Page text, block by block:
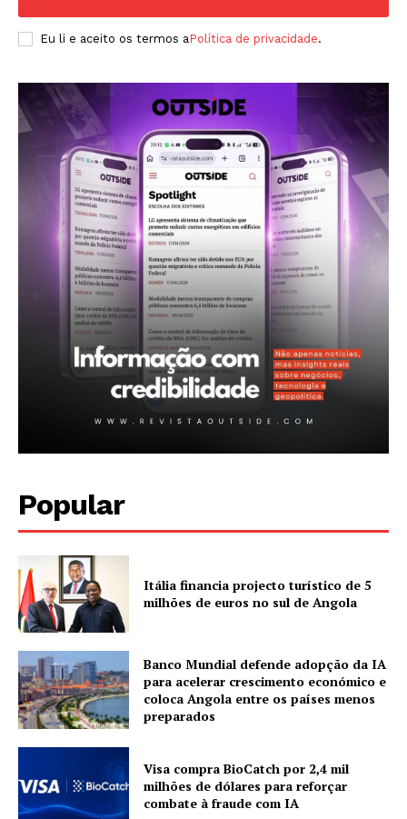
Eu li e aceito os termos a Política de privacidade.
Popular
Itália financia projecto turístico de 5
milhões de euros no sul de Angola
Banco Mundial defende adopção da IA
para acelerar crescimento económico e
coloca Angola entre os países menos
preparados
Visa compra BioCatch por 2,4 mil
milhões de dólares para reforçar
combate à fraude com IA